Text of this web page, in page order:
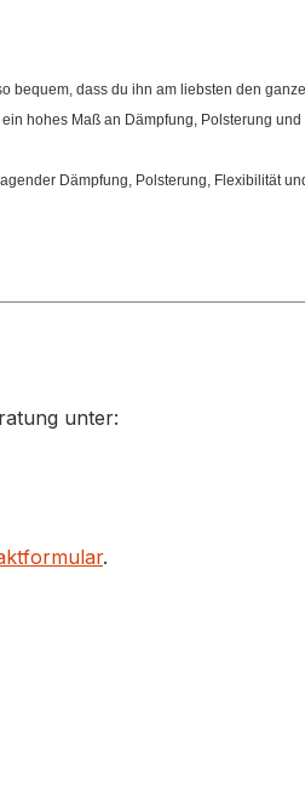
bequem, dass du ihn am liebsten den
hohes Maß an Dämpfung, Polsterung
Dämpfung, Polsterung, Flexibilität
unter:
.